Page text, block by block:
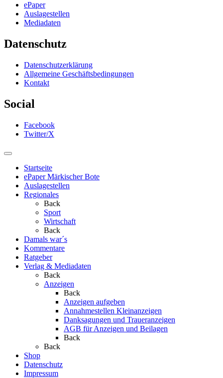
ePaper
Auslagestellen
Mediadaten
Datenschutz
Datenschutzerklärung
Allgemeine Geschäftsbedingungen
Kontakt
Social
Facebook
Twitter/X
Startseite
ePaper Märkischer Bote
Auslagestellen
Regionales
Back
Sport
Wirtschaft
Back
Damals war´s
Kommentare
Ratgeber
Verlag & Mediadaten
Back
Anzeigen
Back
Anzeigen aufgeben
Annahmestellen Kleinanzeigen
Danksagungen und Traueranzeigen
AGB für Anzeigen und Beilagen
Back
Back
Shop
Datenschutz
Impressum